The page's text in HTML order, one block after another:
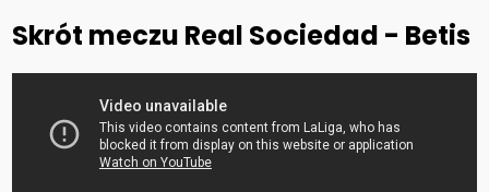
Skrót meczu Real Sociedad - Betis